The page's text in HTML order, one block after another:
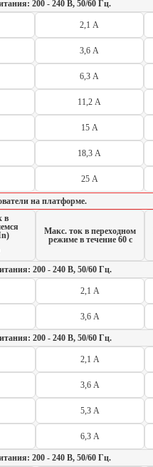
200 - 240 В, 50/60 Гц.
2,1 А
3,6 А
6,3 А
11,2 А
15 А
18,3 А
25 А
на платформе.
в
Макс. ток в переходном
режиме в течение 60 с
200 - 240 В, 50/60 Гц.
2,1 А
3,6 А
200 - 240 В, 50/60 Гц.
2,1 А
3,6 А
5,3 А
6,3 А
200 - 240 В, 50/60 Гц.